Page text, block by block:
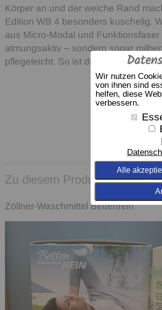
Wir nutzen
von ihnen sind
helfen, diese
verbessern.
Alle
Körper an und der weiche Rand
Edition WB 4 besonders kuschelig.
aus Micro-Modal und
atmungsaktiv – sondern sogar
pflegeleicht. So ist diese Decke
Zu diesem Produkt
Zöllner-Waschmittel Bettenrein